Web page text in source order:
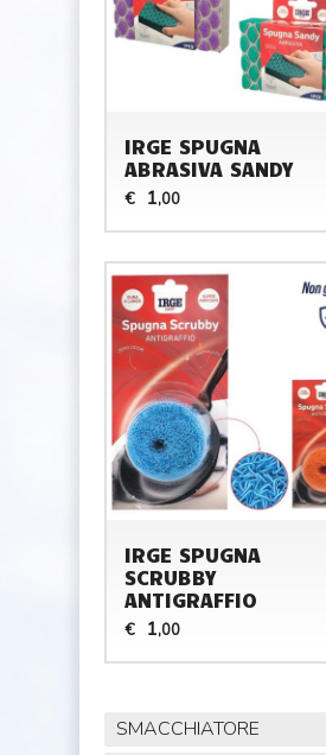
IRGE SPUGNA
ABRASIVA SANDY
€ 1,00
IRGE SPUGNA
SCRUBBY
ANTIGRAFFIO
€ 1,00
SMACCHIATORE